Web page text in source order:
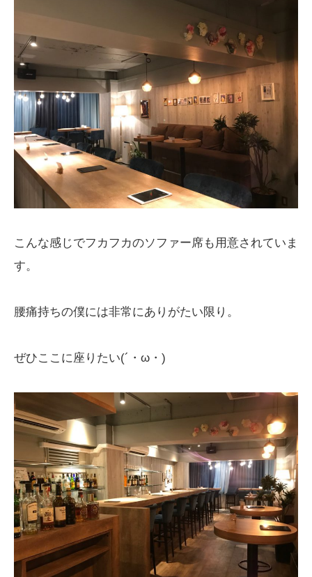
こんな感じでフカフカのソファー席も用意されていま
す。
腰痛持ちの僕には非常にありがたい限り。
ぜひここに座りたい(´・ω・)